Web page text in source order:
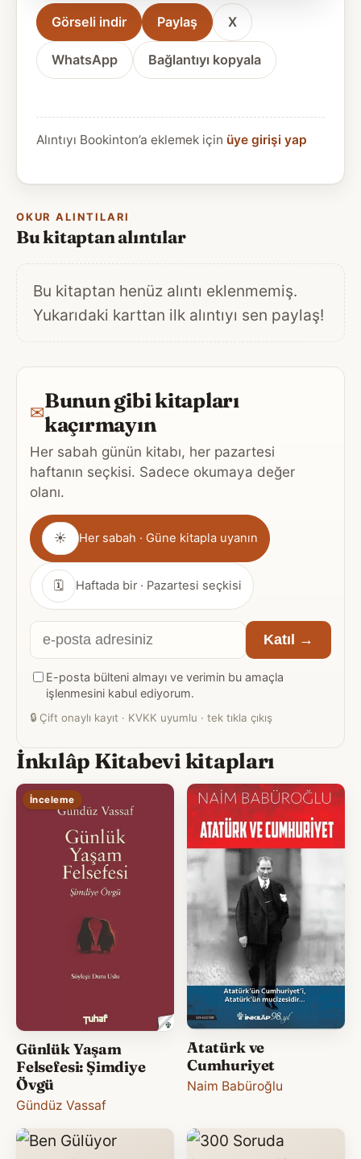
Görseli indir Paylaş X
WhatsApp Bağlantıyı kopyala
Alıntıyı Bookinton’a eklemek için üye girişi yap
OKUR ALINTILARI
Bu kitaptan alıntılar
Bu kitaptan henüz alıntı eklenmemiş.
Yukarıdaki karttan ilk alıntıyı sen paylaş!
✉Bunun gibi kitapları
kaçırmayın
Her sabah günün kitabı, her pazartesi
haftanın seçkisi. Sadece okumaya değer
olanı.
Gönderim
sıklığı
☀ Her sabah · Güne kitapla uyanın
🗓 Haftada bir · Pazartesi seçkisi
E-
posta
adresiniz
Katıl →
E-posta bülteni almayı ve verimin bu amaçla
işlenmesini kabul ediyorum.
🔒 Çift onaylı kayıt · KVKK uyumlu · tek tıkla çıkış
İnkılâp Kitabevi kitapları
İnceleme
Günlük Yaşam
Felsefesi: Şimdiye
Övgü
Gündüz Vassaf
Atatürk ve
Cumhuriyet
Naim Babüroğlu